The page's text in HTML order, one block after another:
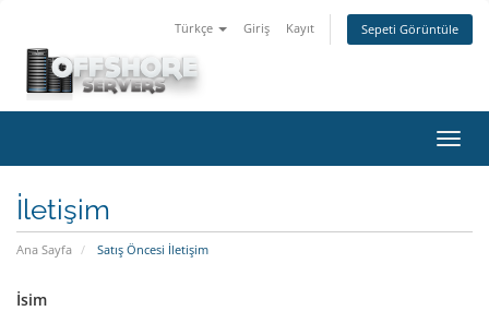
Türkçe Giriş Kayıt Sepeti Görüntüle
İletişim
Ana Sayfa Satış Öncesi İletişim
İsim